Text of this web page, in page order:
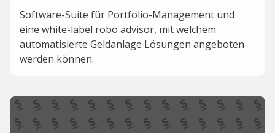
Software-Suite für Portfolio-Management und
eine white-label robo advisor, mit welchem
automatisierte Geldanlage Lösungen angeboten
werden können.